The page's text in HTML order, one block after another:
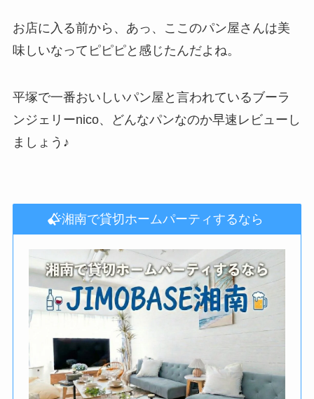
お店に入る前から、あっ、ここのパン屋さんは美
味しいなってピピピと感じたんだよね。
平塚で一番おいしいパン屋と言われているブーラ
ンジェリーnico、どんなパンなのか早速レビューし
ましょう♪
湘南で貸切ホームパーティするなら